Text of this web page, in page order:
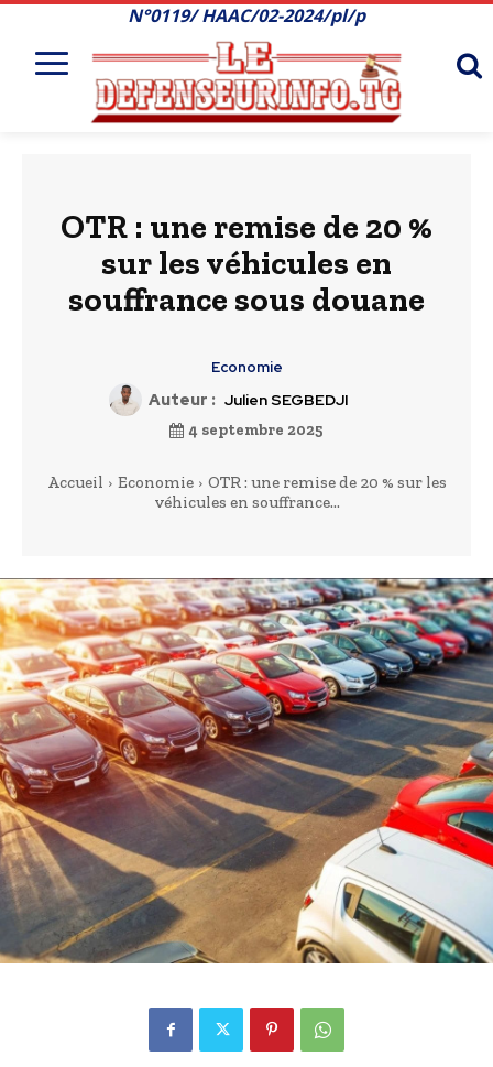
N°0119/ HAAC/02-2024/pl/p
OTR : une remise de 20 %
sur les véhicules en
souffrance sous douane
Economie
Auteur : Julien SEGBEDJI
4 septembre 2025
Accueil Economie
OTR : une remise de 20 % sur les
véhicules en souffrance...